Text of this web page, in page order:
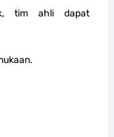
tim ahli dapat